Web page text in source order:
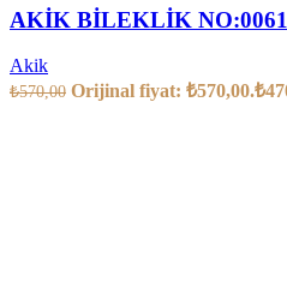
AKİK BİLEKLİK NO:0061
Akik
₺570,00 Orijinal fiyat: ₺570,00.₺